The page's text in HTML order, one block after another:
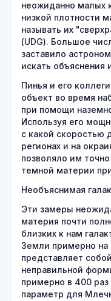
неожиданно малых
низкой плотности
называть их
(UDG). Большое
заставило
искать объяснения
Пинья и его
объект во время
при помощи
Используя его
с какой скоростью
регионах и на
позволяло им
темной материи
Необъяснимая
Эти замеры
материя почти
близких к нам
Земли примерно на
представляет
неправильной
примерно в 400
параметр для